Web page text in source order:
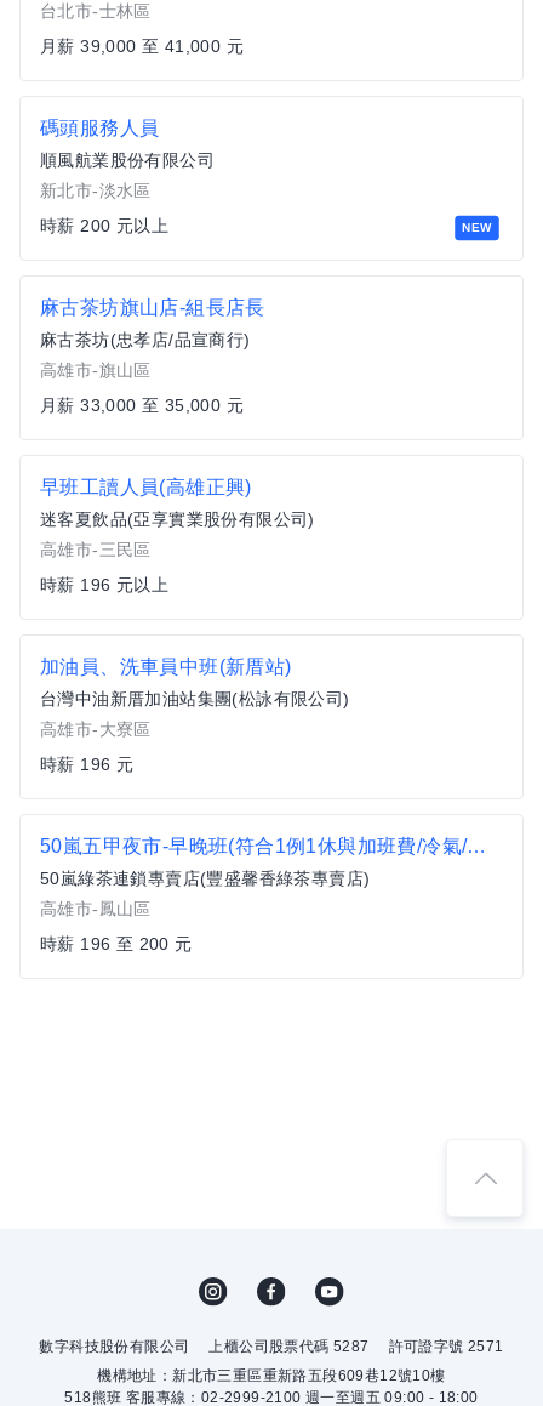
台北市-士林區
月薪 39,000 至 41,000 元
NEW
碼頭服務人員
順風航業股份有限公司
新北市-淡水區
時薪 200 元以上
麻古茶坊旗山店-組長店長
麻古茶坊(忠孝店/品宣商行)
高雄市-旗山區
月薪 33,000 至 35,000 元
早班工讀人員(高雄正興)
迷客夏飲品(亞享實業股份有限公司)
高雄市-三民區
時薪 196 元以上
加油員、洗車員中班(新厝站)
台灣中油新厝加油站集團(松詠有限公司)
高雄市-大寮區
時薪 196 元
50嵐五甲夜市-早晚班(符合1例1休與加班費/冷氣/勞健保)
50嵐綠茶連鎖專賣店(豐盛馨香綠茶專賣店)
高雄市-鳳山區
時薪 196 至 200 元
數字科技股份有限公司 上櫃公司股票代碼 5287
許可證字號 2571
機構地址：新北市三重區重新路五段609巷12號10樓
518熊班 客服專線：02-2999-2100 週一至週五 09:00 - 18:00